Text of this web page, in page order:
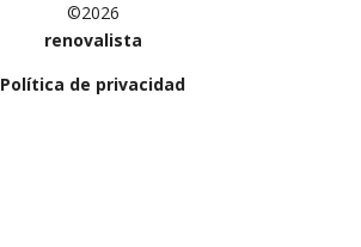
©2026
renovalista
Política de privacidad